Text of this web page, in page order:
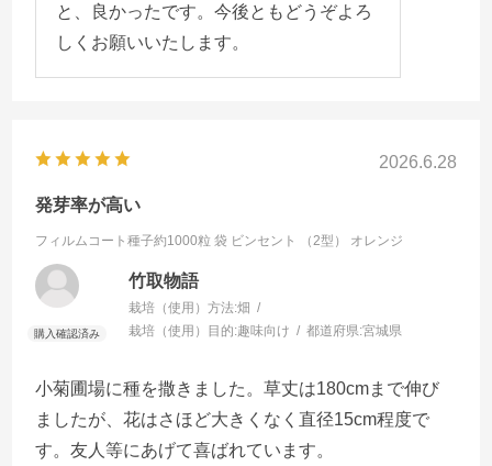
と、良かったです。今後ともどうぞよろ
しくお願いいたします。
2026.6.28
発芽率が高い
フィルムコート種子約1000粒 袋 ビンセント （2型） オレンジ
竹取物語
栽培（使用）方法:畑
栽培（使用）目的:趣味向け 都道府県:宮城県
小菊圃場に種を撒きました。草丈は180cmまで伸び
ましたが、花はさほど大きくなく直径15cm程度で
す。友人等にあげて喜ばれています。